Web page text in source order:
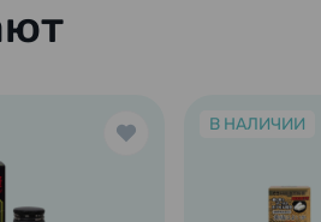
В НАЛИЧИИ